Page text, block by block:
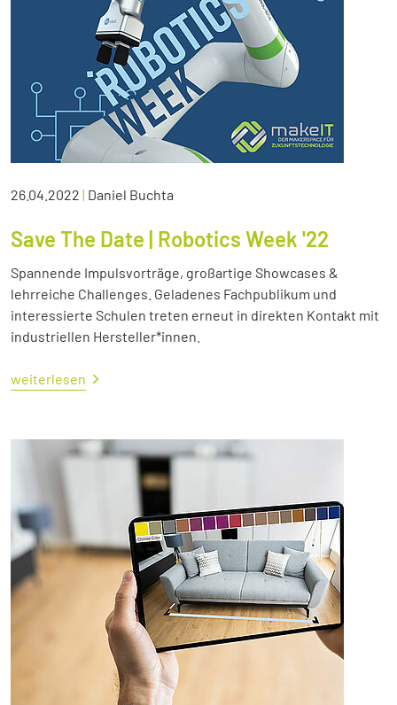
26.04.2022 | Daniel Buchta
Save The Date | Robotics Week '22
Spannende Impulsvorträge, großartige Showcases &
lehrreiche Challenges. Geladenes Fachpublikum und
interessierte Schulen treten erneut in direkten Kontakt mit
industriellen Hersteller*innen.
weiterlesen